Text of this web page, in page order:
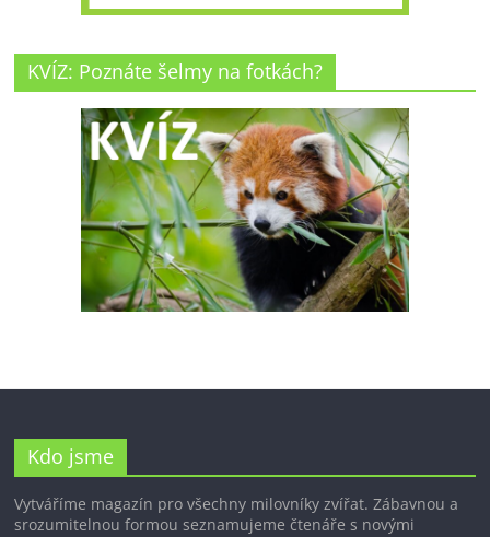
KVÍZ: Poznáte šelmy na fotkách?
Kdo jsme
Vytváříme magazín pro všechny milovníky zvířat. Zábavnou a
srozumitelnou formou seznamujeme čtenáře s novými